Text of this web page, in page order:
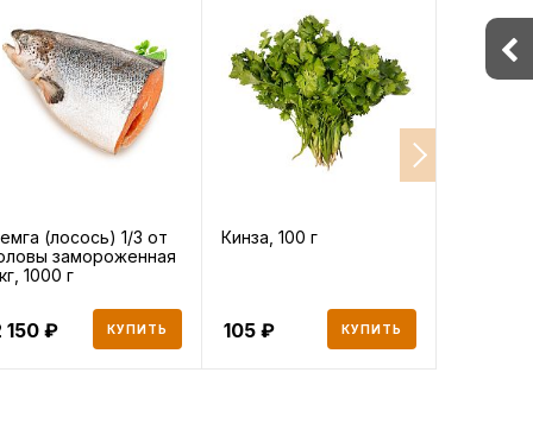
(лосось) 1/3 от
замороженная
1000 г
150 КУПИТЬ
Кинза, 100 г
105 КУПИТЬ